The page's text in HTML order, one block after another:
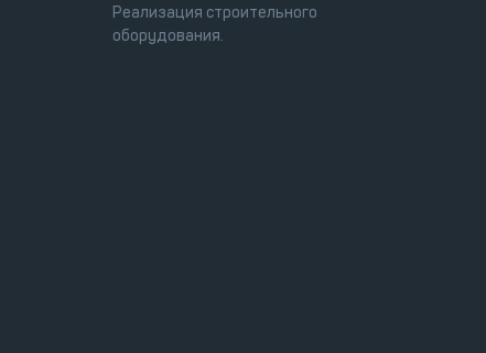
Реализация строительного
оборудования.